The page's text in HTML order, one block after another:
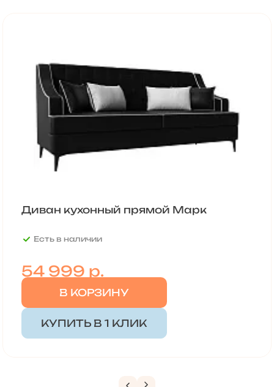
Диван кухонный прямой Марк
Есть в наличии
54 999 р.
В КОРЗИНУ
КУПИТЬ В 1 КЛИК